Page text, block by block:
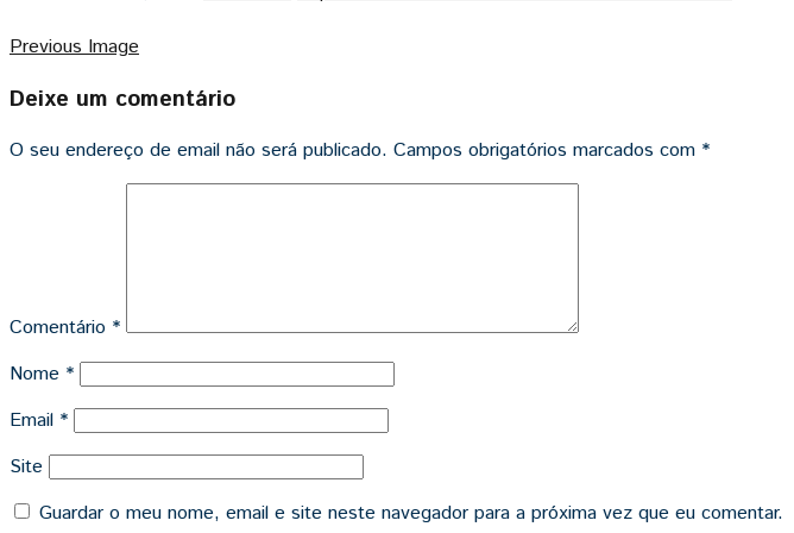
Previous Image
Deixe um comentário
O seu endereço de email não será publicado. Campos obrigatórios marcados com *
Comentário *
Nome *
Email *
Site
Guardar o meu nome, email e site neste navegador para a próxima vez que eu comentar.